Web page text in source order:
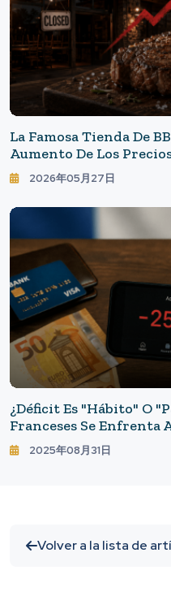
La Famosa Tienda De
Aumento De Los
Cambia El "país De La
2026年05月27日
¿Déficit Es "hábito" O
Franceses Se Enfrenta
Explorando El Trasfondo
2025年08月31日
Volver a la lista de